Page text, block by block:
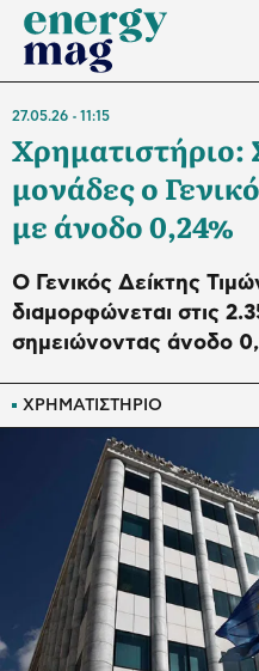
ΧΡΗΜΑΤΙΣΤΗΡΙΟ
27.05.26 11:15
Χρηματιστήριο:
μονάδες ο
με άνοδο 0,24%
O Γενικός Δείκτης
διαμορφώνεται στις
σημειώνοντας άνοδο